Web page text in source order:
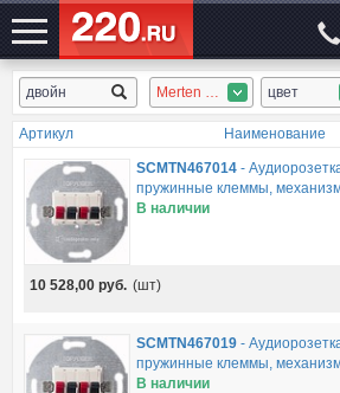
ЭЛЕКТРОСАЙТ№1 Merten M-Plan цвет
Артикул Наименование
SCMTN467014-
пружинные клеммы,
В наличии
10 528,00 руб. (шт)
SCMTN467019-
пружинные клеммы,
В наличии